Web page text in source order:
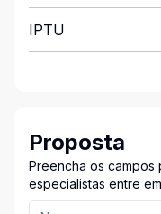
IPTU
Proposta
Preencha os campos
especialistas entre